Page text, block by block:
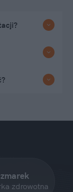
zdrowotna